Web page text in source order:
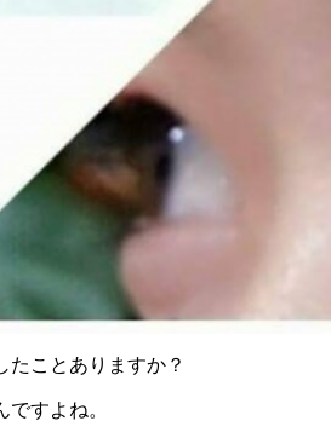
たことありますか？
すよね。